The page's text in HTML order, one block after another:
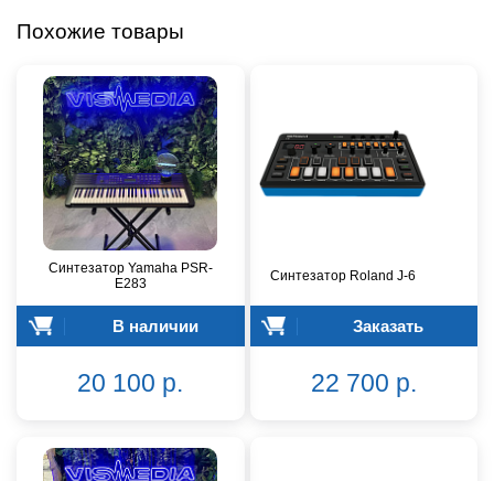
Похожие товары
Синтезатор Yamaha PSR-
E283
В наличии
20 100 р.
Синтезатор Roland J-6
Заказать
22 700 р.